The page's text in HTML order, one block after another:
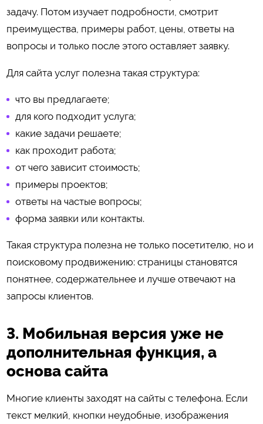
задачу. Потом изучает подробности, смотрит
преимущества, примеры работ, цены, ответы на
вопросы и только после этого оставляет заявку.
Для сайта услуг полезна такая структура:
что вы предлагаете;
для кого подходит услуга;
какие задачи решаете;
как проходит работа;
от чего зависит стоимость;
примеры проектов;
ответы на частые вопросы;
форма заявки или контакты.
Такая структура полезна не только посетителю, но и
поисковому продвижению: страницы становятся
понятнее, содержательнее и лучше отвечают на
запросы клиентов.
3. Мобильная версия уже не
дополнительная функция, а
основа сайта
Многие клиенты заходят на сайты с телефона. Если
текст мелкий, кнопки неудобные, изображения